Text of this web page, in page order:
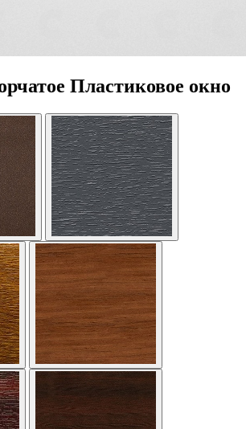
Пластиковое окно